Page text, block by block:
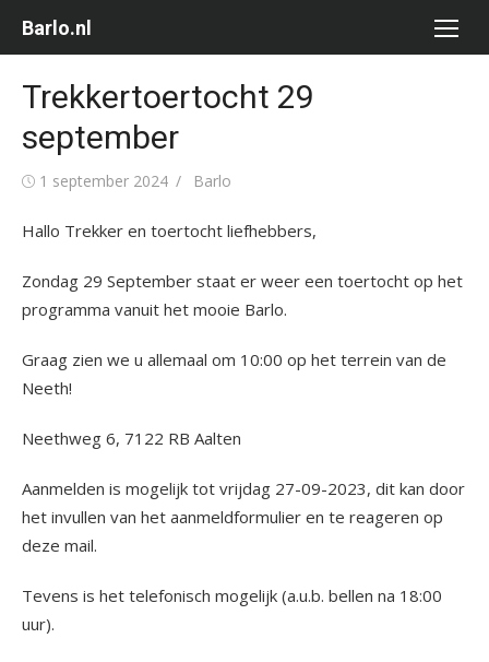
naar
inhoud
Barlo.nl
Trekkertoertocht 29
september
Gepubliceerd
1 september 2024 Auteur
Barlo
Hallo Trekker en toertocht liefhebbers,
Zondag 29 September staat er weer een toertocht op het
programma vanuit het mooie Barlo.
Graag zien we u allemaal om 10:00 op het terrein van de
Neeth!
Neethweg 6, 7122 RB Aalten
Aanmelden is mogelijk tot vrijdag 27-09-2023, dit kan door
het invullen van het aanmeldformulier en te reageren op
deze mail.
Tevens is het telefonisch mogelijk (a.u.b. bellen na 18:00
uur).